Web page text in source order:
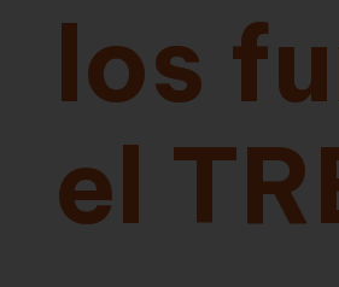
los
el